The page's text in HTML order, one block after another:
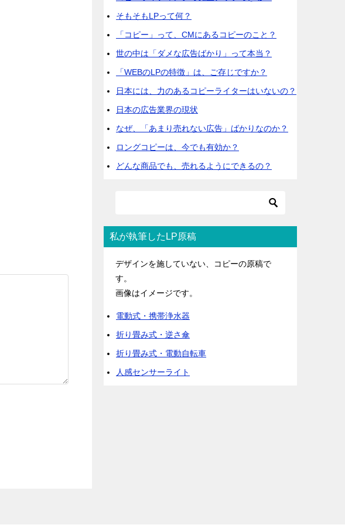
そもそもLPって何？
「コピー」って、CMにあるコピーのこと？
世の中は「ダメな広告ばかり」って本当？
「WEBのLPの特徴」は、ご存じですか？
日本には、力のあるコピーライターはいないの？
日本の広告業界の現状
なぜ、「あまり売れない広告」ばかりなのか？
ロングコピーは、今でも有効か？
どんな商品でも、売れるようにできるの？
私が執筆したLP原稿
デザインを施していない、コピーの原稿で
す。
画像はイメージです。
電動式・携帯浄水器
折り畳み式・逆さ傘
折り畳み式・電動自転車
人感センサーライト